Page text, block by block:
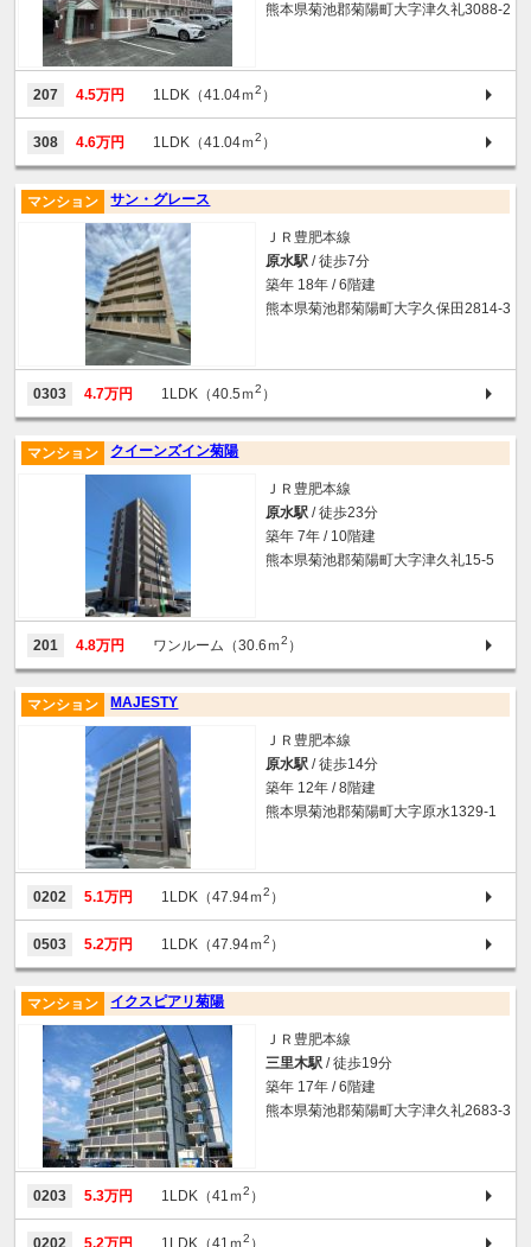
熊本県菊池郡菊陽町大字津久礼3088-2
207 4.5万円 1LDK（41.04ｍ2 ）
308 4.6万円 1LDK（41.04ｍ2 ）
サン・グレース
マンション
ＪＲ豊肥本線
原水駅 / 徒歩7分
築年 18年 / 6階建
熊本県菊池郡菊陽町大字久保田2814-3
0303 4.7万円 1LDK（40.5ｍ2 ）
クイーンズイン菊陽
マンション
ＪＲ豊肥本線
原水駅 / 徒歩23分
築年 7年 / 10階建
熊本県菊池郡菊陽町大字津久礼15-5
201 4.8万円 ワンルーム（30.6ｍ2 ）
MAJESTY
マンション
ＪＲ豊肥本線
原水駅 / 徒歩14分
築年 12年 / 8階建
熊本県菊池郡菊陽町大字原水1329-1
0202 5.1万円 1LDK（47.94ｍ2 ）
0503 5.2万円 1LDK（47.94ｍ2 ）
イクスピアリ菊陽
マンション
ＪＲ豊肥本線
三里木駅 / 徒歩19分
築年 17年 / 6階建
熊本県菊池郡菊陽町大字津久礼2683-3
0203 5.3万円 1LDK（41ｍ2 ）
2